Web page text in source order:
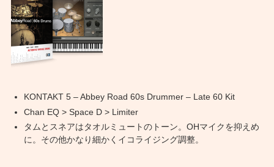
KONTAKT 5 – Abbey Road 60s Drummer – Late 60 Kit
Chan EQ > Space D > Limiter
タムとスネアはタオルミュートのトーン。OHマイクを抑えめ
に。その他かなり細かくイコライジング調整。